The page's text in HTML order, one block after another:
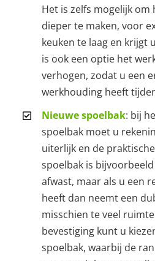
Het is zelfs mogelijk om
dieper te maken, voor
keuken te laag en krijgt
is ook een optie het
verhogen, zodat u een
werkhouding heeft
Nieuwe spoelbak: bij
spoelbak moet u
uiterlijk en de
spoelbak is
afwast, maar als u een
heeft dan neemt een
misschien te veel
bevestiging kunt u
spoelbak, waarbij de